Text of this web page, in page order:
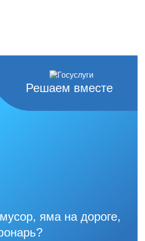
Решаем вместе
яма на дороге,